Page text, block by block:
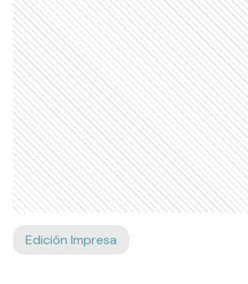
Edición Impresa